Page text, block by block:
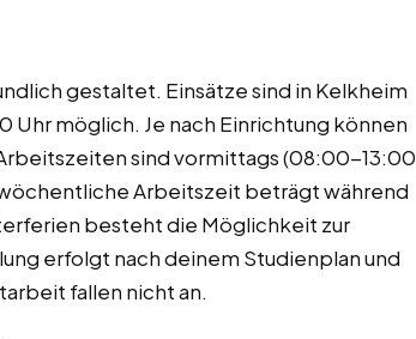
gestaltet. Einsätze sind in Kelkheim
Uhr möglich. Je nach Einrichtung können
sind vormittags (08:00-13:00
Arbeitszeit beträgt während
besteht die Möglichkeit zur
erfolgt nach deinem Studienplan und
fallen nicht an.